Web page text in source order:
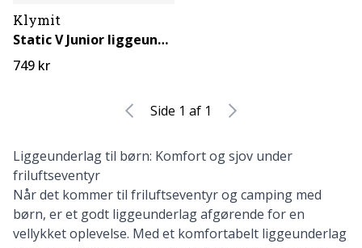
Klymit
Static V Junior liggeunderlag
749 kr
Side 1 af 1
Liggeunderlag til børn: Komfort og sjov under
friluftseventyr
Når det kommer til friluftseventyr og camping med
børn, er et godt liggeunderlag afgørende for en
vellykket oplevelse. Med et komfortabelt liggeunderlag